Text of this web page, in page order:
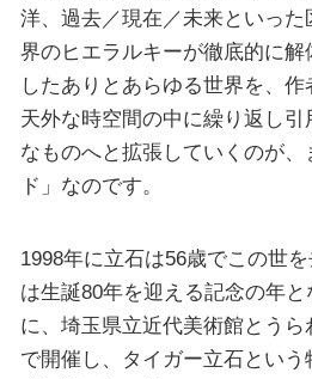
洋、過去／現在／未来といっ
界のヒエラルキーが徹底的に
したありとあらゆる世界を、
天外な時空間の中に繰り返し
なものへと拡張していくのが
ド」なのです。
1998年に立石は56歳でこの世
は生誕80年を迎える記念の年
に、埼玉県立近代美術館とうら
で開催し、タイガー立石とい